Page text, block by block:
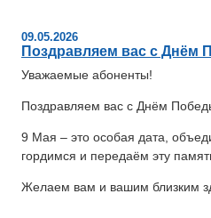
09.05.2026
Поздравляем вас с Днём
Уважаемые абоненты!
Поздравляем вас с Днём
9 Мая – это особая дата,
гордимся и передаём эту
Желаем вам и вашим близким